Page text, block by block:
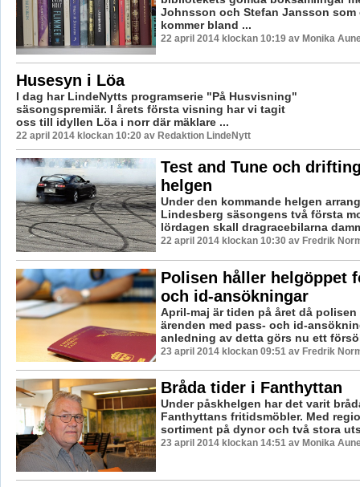
Johnsson och Stefan Jansson som
kommer bland ...
22 april 2014 klockan 10:19 av Monika
Husesyn i Löa
I dag har LindeNytts programserie "På Husvisning"
säsongspremiär. I årets första visning har vi tagit
oss till idyllen Löa i norr där mäklare ...
22 april 2014 klockan 10:20 av Redaktion LindeNytt
Test and Tune och
helgen
Under den kommande helgen
Lindesberg säsongens två första
lördagen skall dragracebilarna
22 april 2014 klockan 10:30 av Fredrik
Polisen håller helgöppet
och id-ansökningar
April-maj är tiden på året då
ärenden med pass- och id-
anledning av detta görs nu ett
23 april 2014 klockan 09:51 av Fredrik
Bråda tider i Fanthyttan
Under påskhelgen har det varit
Fanthyttans fritidsmöbler. Med
sortiment på dynor och två stora
23 april 2014 klockan 14:51 av Monika